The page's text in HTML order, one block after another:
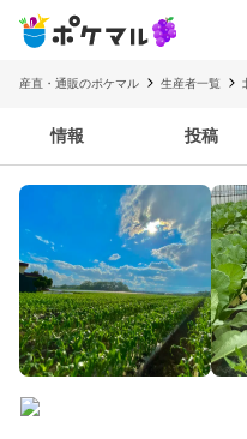
産直・通販のポケマル 生産者一覧
情報 投稿